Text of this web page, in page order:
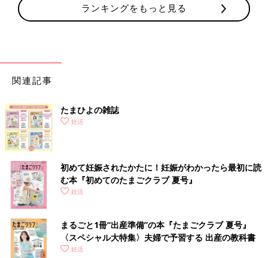
ランキングをもっと見る
関連記事
たまひよの雑誌
妊活
初めて妊娠されたかたに！妊娠がわかったら最初に読
む本『初めてのたまごクラブ 夏号』
妊活
まるごと1冊“出産準備”の本『たまごクラブ 夏号』
〈スペシャル大特集〉夫婦で予習する 出産の教科書
妊活